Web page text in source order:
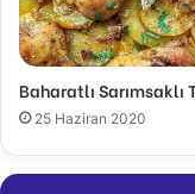
Baharatlı Sarımsaklı
25 Haziran 2020